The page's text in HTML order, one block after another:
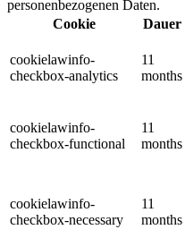
personenbezogenen Daten.
Cookie
Dauer
cookielawinfo-
checkbox-analytics
11
months
cookielawinfo-
checkbox-functional
11
months
cookielawinfo-
checkbox-necessary
11
months